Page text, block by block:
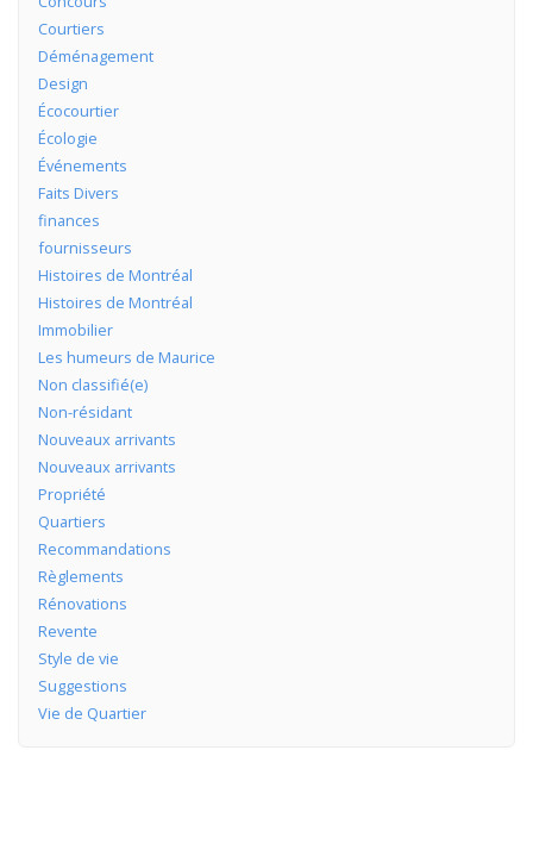
Courtiers
Déménagement
Design
Écocourtier
Écologie
Événements
Faits Divers
finances
fournisseurs
Histoires de Montréal
Histoires de Montréal
Immobilier
Les humeurs de Maurice
Non classifié(e)
Non-résidant
Nouveaux arrivants
Nouveaux arrivants
Propriété
Quartiers
Recommandations
Règlements
Rénovations
Revente
Style de vie
Suggestions
Vie de Quartier